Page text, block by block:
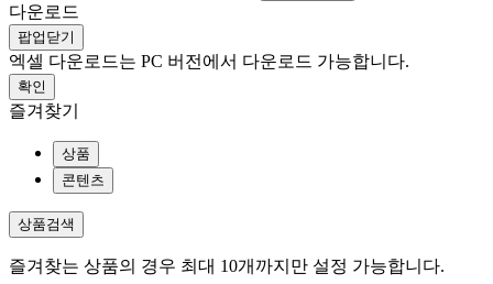
다운로드
팝업닫기
엑셀 다운로드는 PC 버전에서 다운로드 가능합니다.
확인
즐겨찾기
상품
콘텐츠
상품검색
즐겨찾는 상품의 경우 최대 10개까지만 설정 가능합니다.